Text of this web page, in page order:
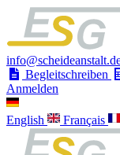
Begleitschreiben
Anmelden
English Français